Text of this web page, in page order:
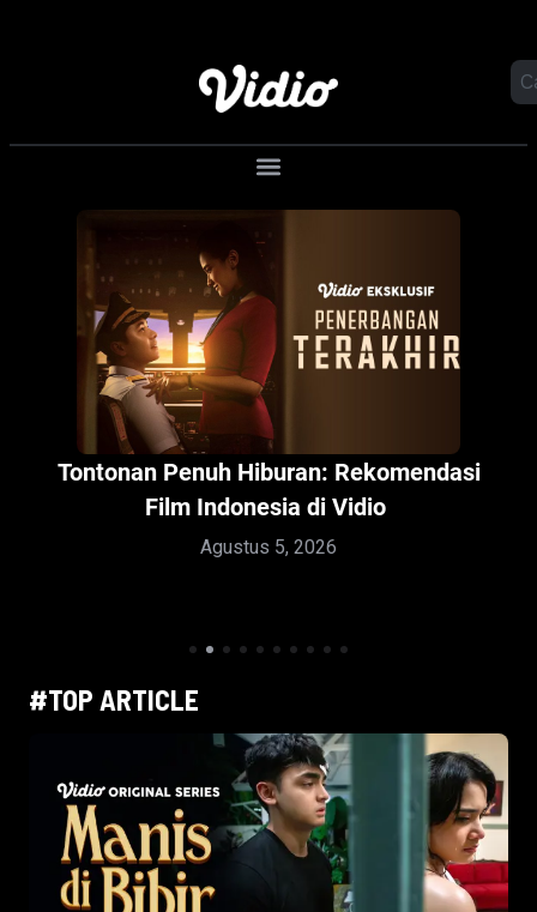
Baskara Mahendra Tertarik Bergabung di
Jakarta Undercover: Members Only? Ini
Alasannya
#TOP ARTICLE